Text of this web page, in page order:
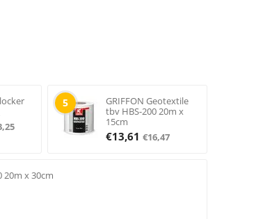
5
GRIFFON Geotextile
tbv HBS-200 20m x
15cm
€13,61 €16,47
20m x 30cm